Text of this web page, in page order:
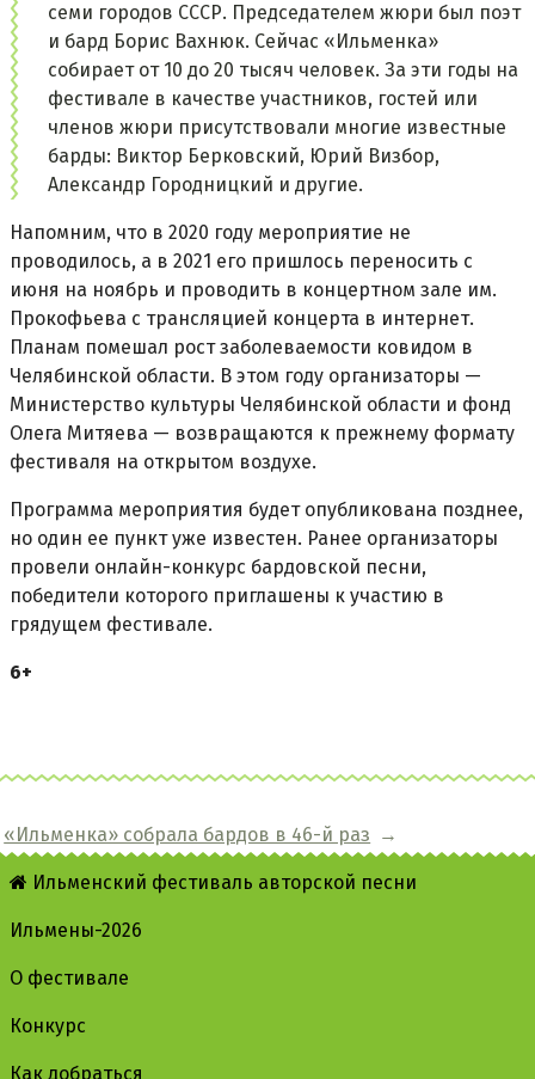
семи городов СССР. Председателем жюри был поэт
и бард Борис Вахнюк. Сейчас «Ильменка»
собирает от 10 до 20 тысяч человек. За эти годы на
фестивале в качестве участников, гостей или
членов жюри присутствовали многие известные
барды: Виктор Берковский, Юрий Визбор,
Александр Городницкий и другие.
Напомним, что в 2020 году мероприятие не
проводилось, а в 2021 его пришлось переносить с
июня на ноябрь и проводить в концертном зале им.
Прокофьева с трансляцией концерта в интернет.
Планам помешал рост заболеваемости ковидом в
Челябинской области. В этом году организаторы —
Министерство культуры Челябинской области и фонд
Олега Митяева — возвращаются к прежнему формату
фестиваля на открытом воздухе.
Программа мероприятия будет опубликована позднее,
но один ее пункт уже известен. Ранее организаторы
провели онлайн-конкурс бардовской песни,
победители которого приглашены к участию в
грядущем фестивале.
6+
«Ильменка» собрала бардов в 46-й раз →
Ильменский фестиваль авторской песни
Ильмены-2026
О фестивале
Конкурс
Как добраться